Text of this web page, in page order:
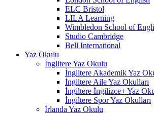
ELC Bristol
LILA Learning
Wimbledon School of
Studio Cambridge
Bell International
Yaz Okulu
İngiltere Yaz Okulu
İngiltere Akademik Yaz
İngiltere Aile Yaz Okulları
İngiltere İngilizce+ Yaz
İngiltere Spor Yaz Okulları
İrlanda Yaz Okulu